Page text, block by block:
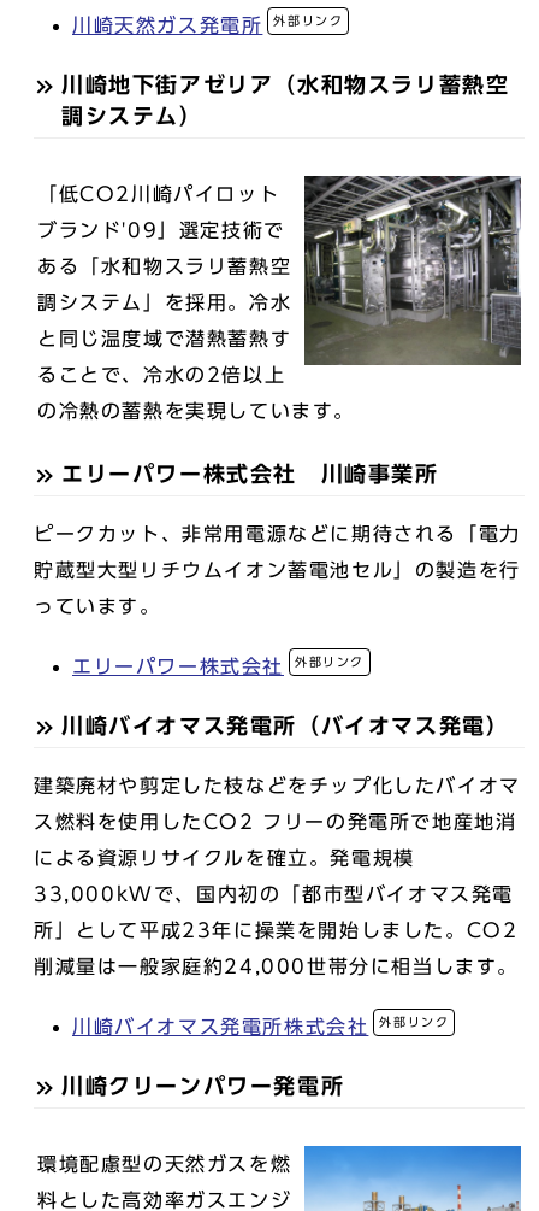
川崎天然ガス発電所 外部リンク
川崎地下街アゼリア（水和物スラリ蓄熱空
調システム）
「低CO2川崎パイロット
ブランド'09」選定技術で
ある「水和物スラリ蓄熱空
調システム」を採用。冷水
と同じ温度域で潜熱蓄熱す
ることで、冷水の2倍以上
の冷熱の蓄熱を実現しています。
エリーパワー株式会社 川崎事業所
ピークカット、非常用電源などに期待される「電力
貯蔵型大型リチウムイオン蓄電池セル」の製造を行
っています。
エリーパワー株式会社 外部リンク
川崎バイオマス発電所（バイオマス発電）
建築廃材や剪定した枝などをチップ化したバイオマ
ス燃料を使用したCO2 フリーの発電所で地産地消
による資源リサイクルを確立。発電規模
33,000kWで、国内初の「都市型バイオマス発電
所」として平成23年に操業を開始しました。CO2
削減量は一般家庭約24,000世帯分に相当します。
川崎バイオマス発電所株式会社 外部リンク
川崎クリーンパワー発電所
環境配慮型の天然ガスを燃
料とした高効率ガスエンジ